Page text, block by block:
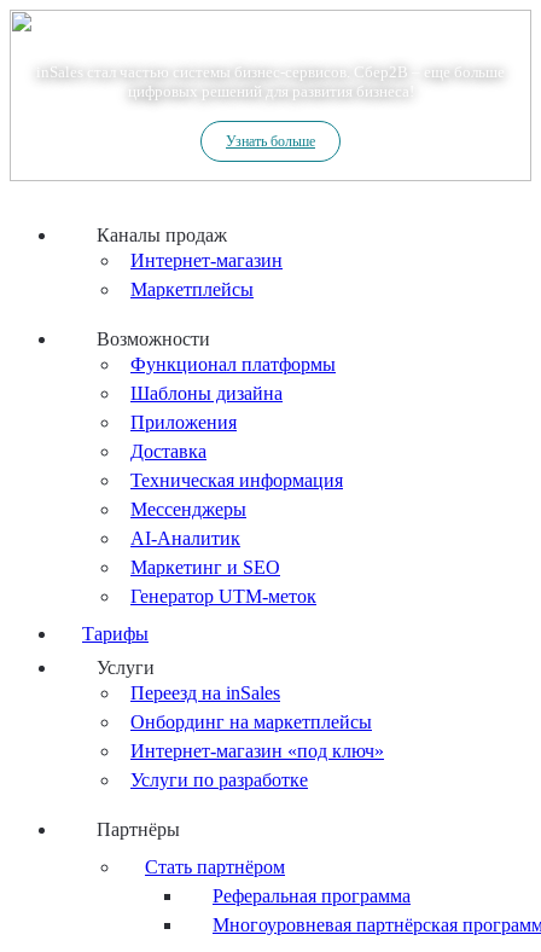
inSales стал частью системы бизнес-сервисов. Сбер2В – еще больше
цифровых решений для развития бизнеса!
Узнать больше
Каналы продаж
Интернет-магазин
Маркетплейсы
Возможности
Функционал платформы
Шаблоны дизайна
Приложения
Доставка
Техническая информация
Мессенджеры
AI-Аналитик
Маркетинг и SEO
Генератор UTM-меток
Тарифы
Услуги
Переезд на inSales
Онбординг на маркетплейсы
Интернет-магазин «под ключ»
Услуги по разработке
Партнёры
Стать партнёром
Реферальная программа
Многоуровневая партнёрская